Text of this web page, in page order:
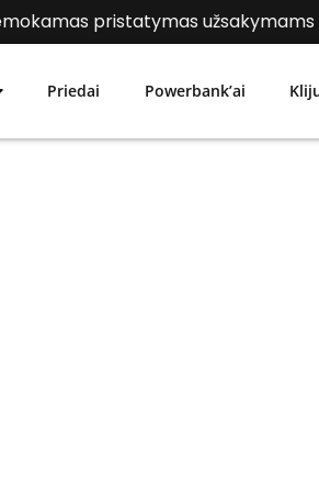
pristatymas užsakymams
Hopcover akcija: Pirk 3 dėklus,
Priedai Powerbank’ai